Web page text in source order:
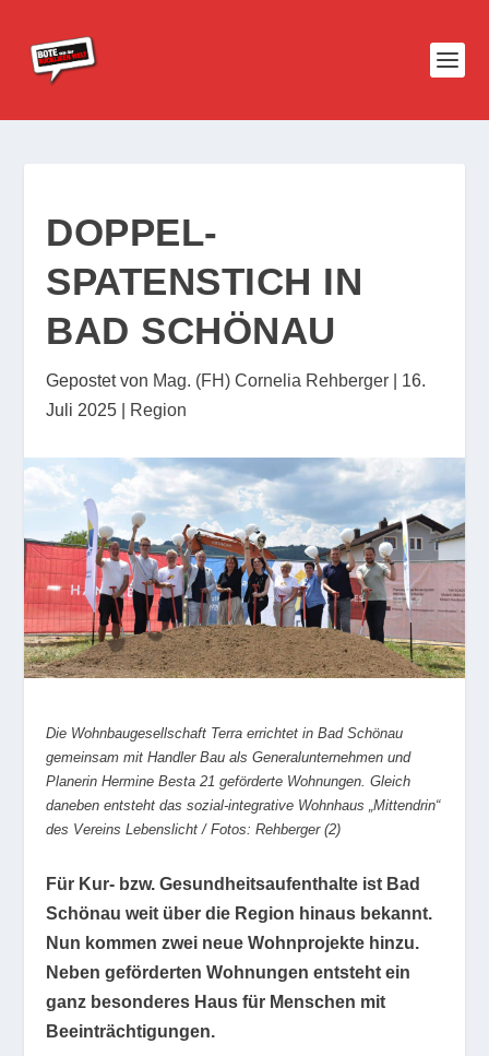
DOPPEL-
SPATENSTICH IN
BAD SCHÖNAU
Gepostet von Mag. (FH) Cornelia Rehberger
16.
Juli 2025
Region
Die Wohnbaugesellschaft Terra errichtet in Bad Schönau
gemeinsam mit Handler Bau als Generalunternehmen und
Planerin Hermine Besta 21 geförderte Wohnungen. Gleich
daneben entsteht das sozial-integrative Wohnhaus „Mittendrin“
des Vereins Lebenslicht / Fotos: Rehberger (2)
Für Kur- bzw. Gesundheitsaufenthalte ist Bad
Schönau weit über die Region hinaus bekannt.
Nun kommen zwei neue Wohnprojekte hinzu.
Neben geförderten Wohnungen entsteht ein
ganz besonderes Haus für Menschen mit
Beeinträchtigungen.